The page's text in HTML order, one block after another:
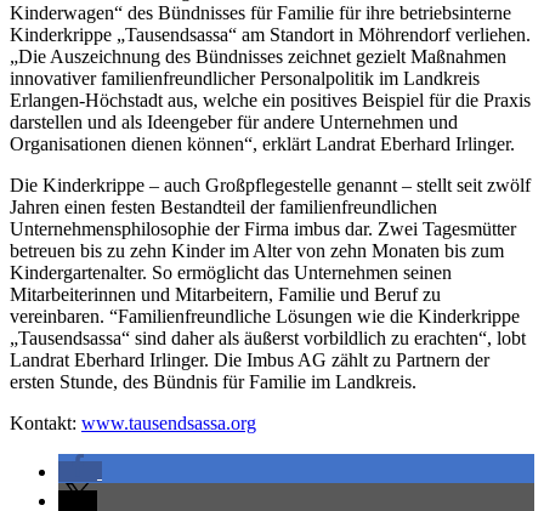
Kinderwagen“ des Bündnisses für Familie für ihre betriebsinterne
Kinderkrippe „Tausendsassa“ am Standort in Möhrendorf verliehen.
„Die Auszeichnung des Bündnisses zeichnet gezielt Maßnahmen
innovativer familienfreundlicher Personalpolitik im Landkreis
Erlangen-Höchstadt aus, welche ein positives Beispiel für die Praxis
darstellen und als Ideengeber für andere Unternehmen und
Organisationen dienen können“, erklärt Landrat Eberhard Irlinger.
Die Kinderkrippe – auch Großpflegestelle genannt – stellt seit zwölf
Jahren einen festen Bestandteil der familienfreundlichen
Unternehmensphilosophie der Firma imbus dar. Zwei Tagesmütter
betreuen bis zu zehn Kinder im Alter von zehn Monaten bis zum
Kindergartenalter. So ermöglicht das Unternehmen seinen
Mitarbeiterinnen und Mitarbeitern, Familie und Beruf zu
vereinbaren. “Familienfreundliche Lösungen wie die Kinderkrippe
„Tausendsassa“ sind daher als äußerst vorbildlich zu erachten“, lobt
Landrat Eberhard Irlinger. Die Imbus AG zählt zu Partnern der
ersten Stunde, des Bündnis für Familie im Landkreis.
Kontakt: www.tausendsassa.org